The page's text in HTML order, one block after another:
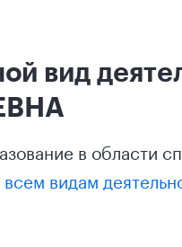
вид
в области
видам